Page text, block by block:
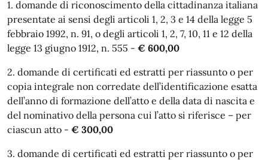
1. domande di riconoscimento della cittadinanza italiana
presentate ai sensi degli articoli 1, 2, 3 e 14 della legge 5
febbraio 1992, n. 91, o degli articoli 1, 2, 7, 10, 11 e 12 della
legge 13 giugno 1912, n. 555 - € 600,00
2. domande di certificati ed estratti per riassunto o per
copia integrale non corredate dell’identificazione esatta
dell’anno di formazione dell’atto e della data di nascita e
del nominativo della persona cui l’atto si riferisce – per
ciascun atto - € 300,00
3. domande di certificati ed estratti per riassunto o per